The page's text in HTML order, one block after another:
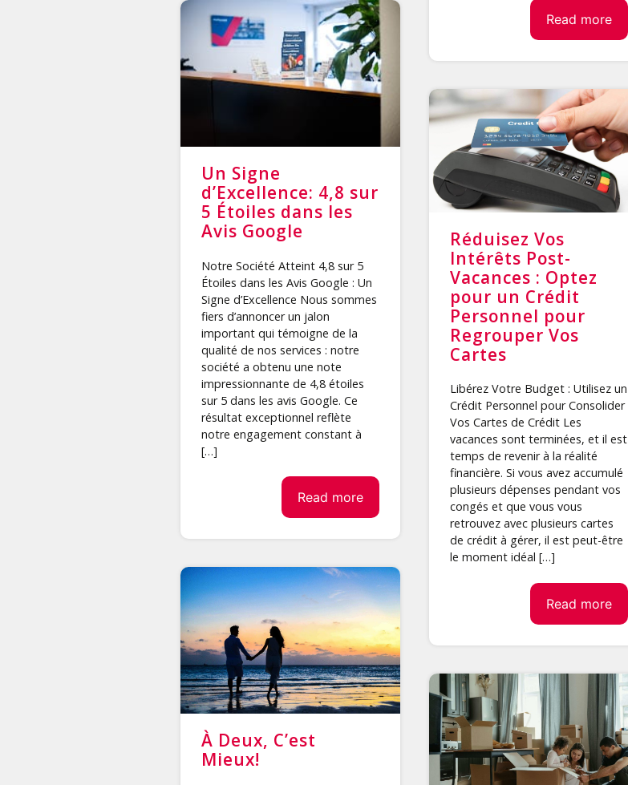
Read more
Un Signe
d’Excellence: 4,8 sur
5 Étoiles dans les
Avis Google
Notre Société Atteint 4,8 sur 5
Étoiles dans les Avis Google : Un
Signe d’Excellence Nous sommes
fiers d’annoncer un jalon
important qui témoigne de la
qualité de nos services : notre
société a obtenu une note
impressionnante de 4,8 étoiles
sur 5 dans les avis Google. Ce
résultat exceptionnel reflète
notre engagement constant à
[…]
Read more
Réduisez Vos
Intérêts Post-
Vacances : Optez
pour un Crédit
Personnel pour
Regrouper Vos
Cartes
Libérez Votre Budget : Utilisez un
Crédit Personnel pour Consolider
Vos Cartes de Crédit Les
vacances sont terminées, et il est
temps de revenir à la réalité
financière. Si vous avez accumulé
plusieurs dépenses pendant vos
congés et que vous vous
retrouvez avec plusieurs cartes
de crédit à gérer, il est peut-être
le moment idéal […]
Read more
À Deux, C’est
Mieux!